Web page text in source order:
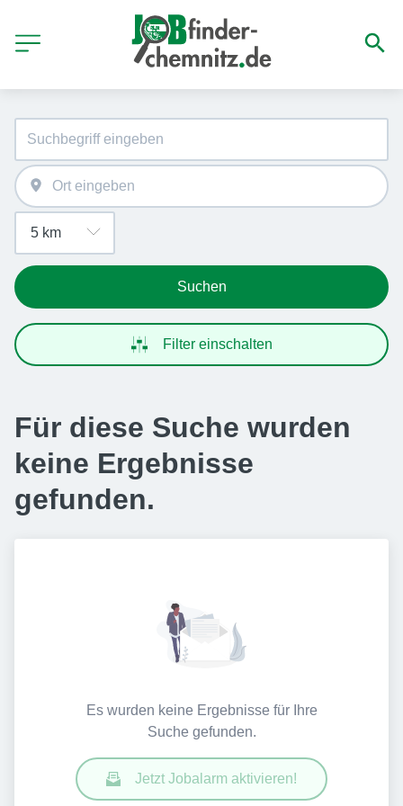
Suchen
Filter einschalten
Für diese Suche wurden
keine Ergebnisse
gefunden.
Es wurden keine Ergebnisse für Ihre
Suche gefunden.
Jetzt Jobalarm aktivieren!